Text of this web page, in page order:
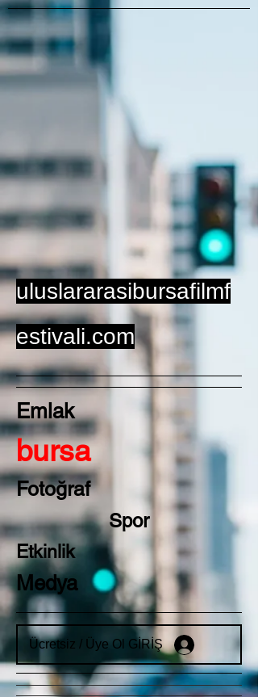
uluslararasibursafilmf
estivali.com
Emlak
bursa
Fotoğraf
Spor
Etkinlik
Medya
Ücretsiz / Üye Ol GİRİŞ